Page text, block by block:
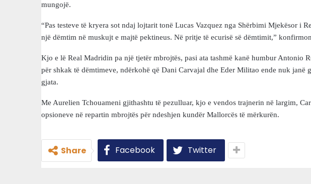
mungojë.
“Pas testeve të kryera sot ndaj lojtarit tonë Lucas Vazquez nga Shërbimi Mjekësor i
një dëmtim në muskujt e majtë pektineus. Në pritje të ecurisë së dëmtimit,”
Kjo e lë Real Madridin pa një tjetër mbrojtës, pasi ata tashmë kanë humbur Antonio
për shkak të dëmtimeve, ndërkohë që Dani Carvajal dhe Eder Militao ende nuk janë
gjata.
Me Aurelien Tchouameni gjithashtu të pezulluar, kjo e vendos trajnerin në largim,
opsioneve në repartin mbrojtës për ndeshjen kundër Mallorcës të mërkurën.
Share Facebook Twitter